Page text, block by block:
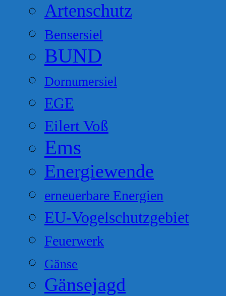
Artenschutz
Bensersiel
BUND
Dornumersiel
EGE
Eilert Voß
Ems
Energiewende
erneuerbare Energien
EU-Vogelschutzgebiet
Feuerwerk
Gänse
Gänsejagd